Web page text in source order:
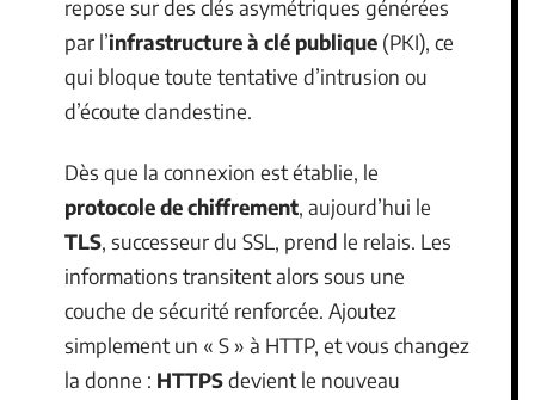
repose sur des clés asymétriques générées
par l’infrastructure à clé publique (PKI), ce
qui bloque toute tentative d’intrusion ou
d’écoute clandestine.
Dès que la connexion est établie, le
protocole de chiffrement, aujourd’hui le
TLS, successeur du SSL, prend le relais. Les
informations transitent alors sous une
couche de sécurité renforcée. Ajoutez
simplement un « S » à HTTP, et vous changez
la donne : HTTPSdevient le nouveau